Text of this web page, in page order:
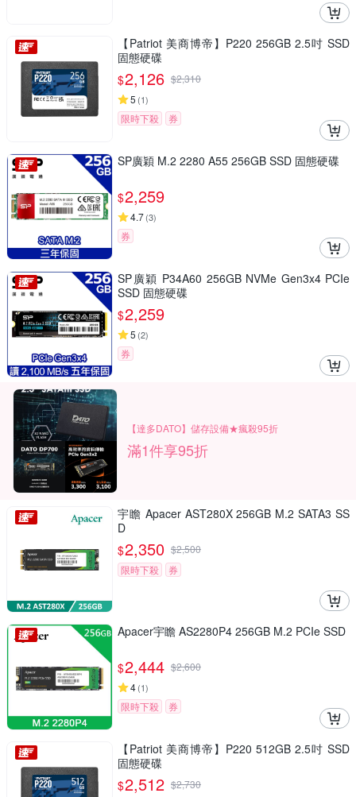
【Patriot 美商博帝】P220 256GB 2.5吋 SSD
固態硬碟
$2,126 $2,310
5 (1)
限時下殺 券
SP廣穎 M.2 2280 A55 256GB SSD 固態硬碟
$2,259
4.7(3)
券
SP廣穎 P34A60 256GB NVMe Gen3x4 PCIe
SSD 固態硬碟
$2,259
5 (2)
券
【達多DATO】儲存設備★瘋殺95折
滿1件享95折
宇瞻 Apacer AST280X 256GB M.2 SATA3 SS
D
$2,350 $2,500
限時下殺
券
Apacer宇瞻 AS2280P4 256GB M.2 PCIe SSD
$2,444 $2,600
4(1)
限時下殺 券
【Patriot 美商博帝】P220 512GB 2.5吋 SSD
固態硬碟
$2,512 $2,730